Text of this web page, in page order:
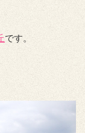
です。